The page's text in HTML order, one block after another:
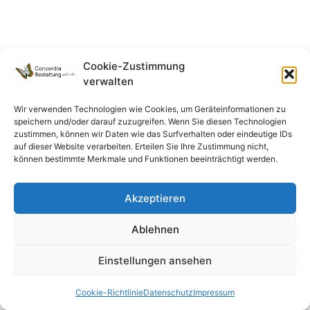
Cookie-Zustimmung
verwalten
Wir verwenden Technologien wie Cookies, um Geräteinformationen zu
speichern und/oder darauf zuzugreifen. Wenn Sie diesen Technologien
zustimmen, können wir Daten wie das Surfverhalten oder eindeutige IDs
auf dieser Website verarbeiten. Erteilen Sie Ihre Zustimmung nicht,
können bestimmte Merkmale und Funktionen beeinträchtigt werden.
Akzeptieren
Ablehnen
Einstellungen ansehen
Cookie-RichtlinieDatenschutzImpressum